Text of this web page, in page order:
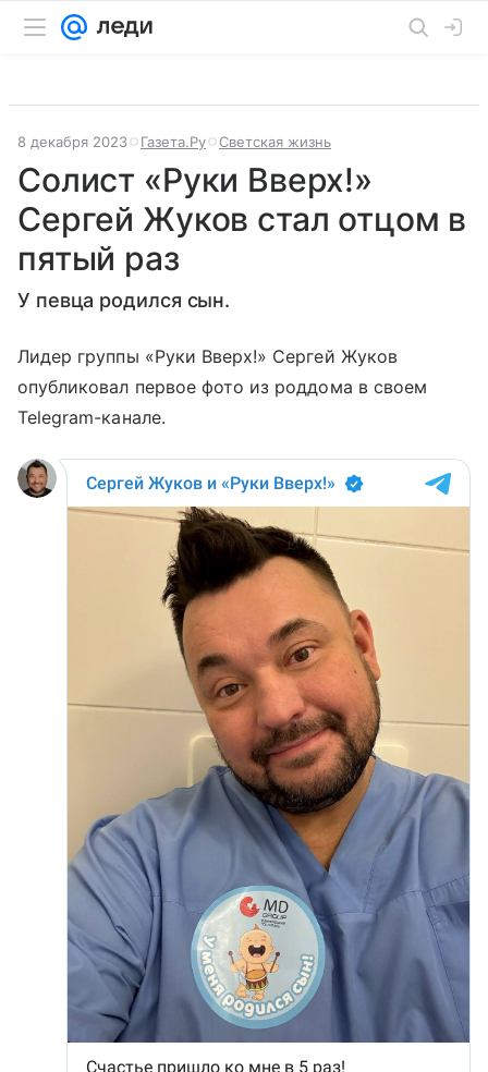
8 декабря 2023 Газета.Ру Светская жизнь
Солист «Руки Вверх!»
Сергей Жуков стал отцом в
пятый раз
У певца родился сын.
Лидер группы «Руки Вверх!» Сергей Жуков
опубликовал первое фото из роддома в своем
Telegram-канале.